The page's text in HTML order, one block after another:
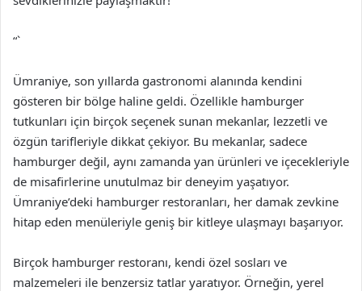
“`
Ümraniye, son yıllarda gastronomi alanında kendini
gösteren bir bölge haline geldi. Özellikle hamburger
tutkunları için birçok seçenek sunan mekanlar, lezzetli ve
özgün tarifleriyle dikkat çekiyor. Bu mekanlar, sadece
hamburger değil, aynı zamanda yan ürünleri ve içecekleriyle
de misafirlerine unutulmaz bir deneyim yaşatıyor.
Ümraniye’deki hamburger restoranları, her damak zevkine
hitap eden menüleriyle geniş bir kitleye ulaşmayı başarıyor.
Birçok hamburger restoranı, kendi özel sosları ve
malzemeleri ile benzersiz tatlar yaratıyor. Örneğin, yerel